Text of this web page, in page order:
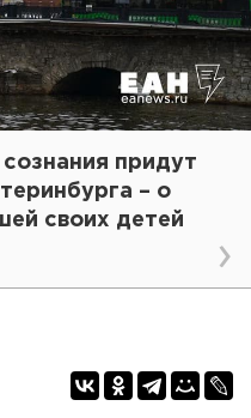
придут
– о
своих детей